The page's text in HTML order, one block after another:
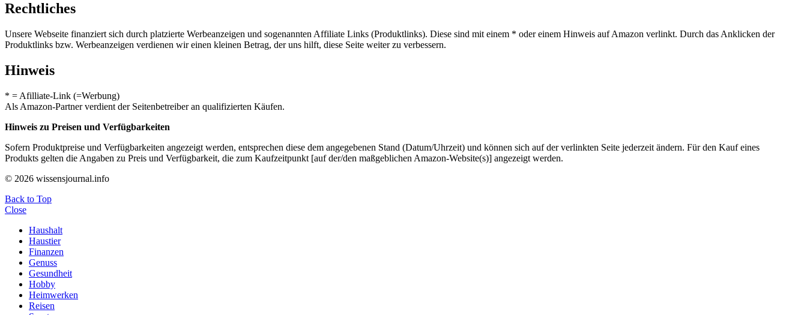
Rechtliches
Unsere Webseite finanziert sich durch platzierte Werbeanzeigen und sogenannten Affiliate Links (Produktlinks). Diese sind mit einem * oder einem Hinweis auf Amazon verlinkt. Durch das Anklicken der
Produktlinks bzw. Werbeanzeigen verdienen wir einen kleinen Betrag, der uns hilft, diese Seite weiter zu verbessern.
Hinweis
* = Afilliate-Link (=Werbung)
Als Amazon-Partner verdient der Seitenbetreiber an qualifizierten Käufen.
Hinweis zu Preisen und Verfügbarkeiten
Sofern Produktpreise und Verfügbarkeiten angezeigt werden, entsprechen diese dem angegebenen Stand (Datum/Uhrzeit) und können sich auf der verlinkten Seite jederzeit ändern. Für den Kauf eines
Produkts gelten die Angaben zu Preis und Verfügbarkeit, die zum Kaufzeitpunkt [auf der/den maßgeblichen Amazon-Website(s)] angezeigt werden.
© 2026 wissensjournal.info
Back to Top
Close
Haushalt
Haustier
Finanzen
Genuss
Gesundheit
Hobby
Heimwerken
Reisen